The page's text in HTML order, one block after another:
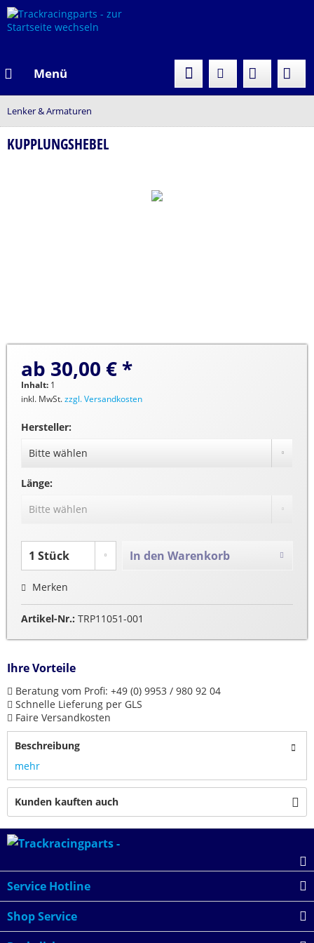
Menü
Lenker & Armaturen
KUPPLUNGSHEBEL
ab 30,00 € *
Inhalt: 1
inkl. MwSt.zzgl. Versandkosten
Hersteller:
Länge:
In den Warenkorb
Merken
Artikel-Nr.: TRP11051-001
Ihre Vorteile
Beratung vom Profi: +49 (0) 9953 / 980 92 04
Schnelle Lieferung per GLS
Faire Versandkosten
Beschreibung
mehr
Kunden kauften auch
Service Hotline
Shop Service